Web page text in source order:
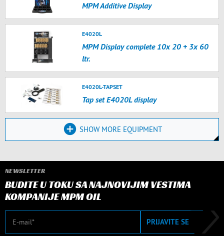
MPM Additive Display
E4020L
MPM Display complete 10x 20 + 3x 60
ltr.
E4020L-TAPSET
Tap set E4020L display
SHOW MORE EQUIPMENT
NEWSLETTER
BUDITE U TOKU SA NAJNOVIJIM VESTIMA
KOMPANIJE MPM OIL
E-mail PRIJAVITE SE